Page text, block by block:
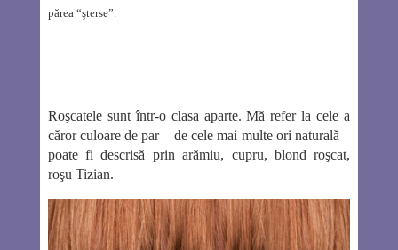
părea “şterse”.
Roşcatele sunt într-o clasa aparte. Mă refer la cele a
căror culoare de par – de cele mai multe ori naturală –
poate fi descrisă prin arămiu, cupru, blond roşcat,
roşu Tizian.